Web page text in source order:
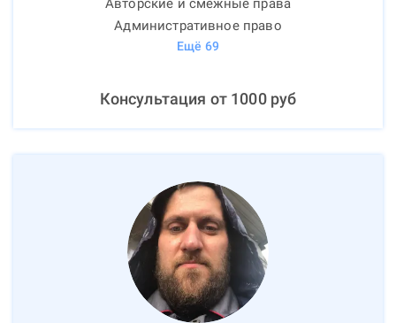
Авторские и смежные права
Административное право
Ещё 69
Консультация от 1000руб